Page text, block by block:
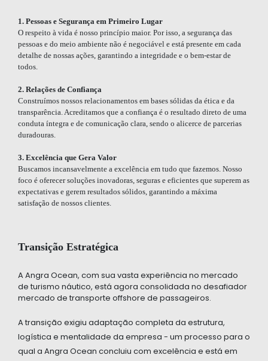
1. Pessoas e Segurança em Primeiro Lugar
O respeito à vida é nosso princípio maior. Por isso, a segurança das
pessoas e do meio ambiente não é negociável e está presente em cada
detalhe de nossas ações, garantindo a integridade e o bem-estar de
todos.
2. Relações de Confiança
Construímos nossos relacionamentos em bases sólidas da ética e da
transparência. Acreditamos que a confiança é o resultado direto de uma
conduta íntegra e de comunicação clara, sendo o alicerce de parcerias
duradouras.
3. Excelência que Gera Valor
Buscamos incansavelmente a excelência em tudo que fazemos. Nosso
foco é oferecer soluções inovadoras, seguras e eficientes que superem as
expectativas e gerem resultados sólidos, garantindo a máxima
satisfação de nossos clientes.
Transição Estratégica
A Angra Ocean, com sua vasta experiência no mercado
de turismo náutico, está agora consolidada no desafiador
mercado de transporte offshore de passageiros.
A transição exigiu adaptação completa da estrutura,
logística e mentalidade da empresa - um processo para o
qual a Angra Ocean concluiu com excelência e está em